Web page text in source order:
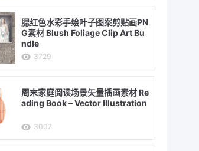
腮红色水彩手绘叶子图案剪贴画PN
G素材 Blush Foliage Clip Art Bu
ndle
3729
周末家庭阅读场景矢量插画素材 Re
ading Book – Vector Illustration
3007